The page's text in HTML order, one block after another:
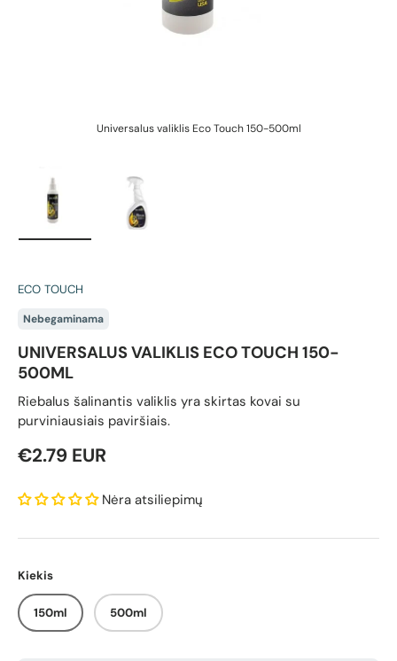
Universalus valiklis Eco Touch 150-500ml
ECO TOUCH
Nebegaminama
UNIVERSALUS VALIKLIS ECO TOUCH 150-
500ML
Riebalus šalinantis valiklis yra skirtas kovai su
purviniausiais paviršiais.
Reguliari kaina
€2.79 EUR
Nėra atsiliepimų
Kiekis
150ml 500ml